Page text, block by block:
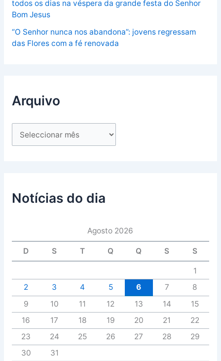
todos os dias na véspera da grande festa do Senhor
Bom Jesus
“O Senhor nunca nos abandona”: jovens regressam
das Flores com a fé renovada
Arquivo
Notícias do dia
Agosto 2026
D S T Q Q S S
1
2
3 4 5 6 7
8
9
10 11 12 13 14
15
16
17 18 19 20 21
22
23
24 25 26 27 28
29
30
31